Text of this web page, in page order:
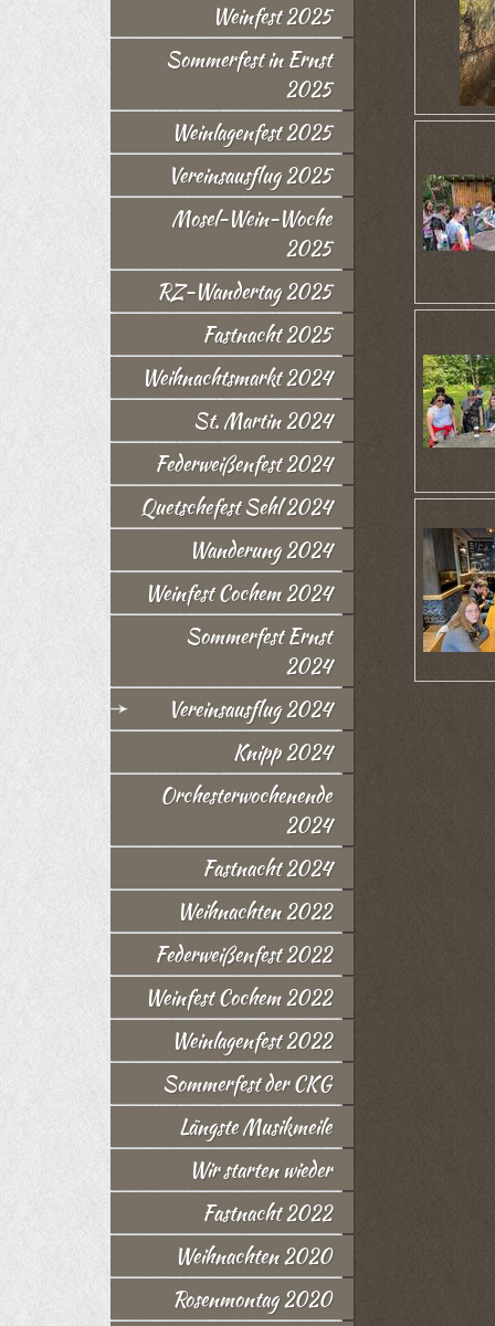
Weinfest 2025
Sommerfest in Ernst
2025
Weinlagenfest 2025
Vereinsausflug 2025
Mosel-Wein-Woche
2025
RZ-Wandertag 2025
Fastnacht 2025
Weihnachtsmarkt 2024
St. Martin 2024
Federweißenfest 2024
Quetschefest Sehl 2024
Wanderung 2024
Weinfest Cochem 2024
Sommerfest Ernst
2024
Vereinsausflug 2024
Knipp 2024
Orchesterwochenende
2024
Fastnacht 2024
Weihnachten 2022
Federweißenfest 2022
Weinfest Cochem 2022
Weinlagenfest 2022
Sommerfest der CKG
Längste Musikmeile
Wir starten wieder
Fastnacht 2022
Weihnachten 2020
Rosenmontag 2020